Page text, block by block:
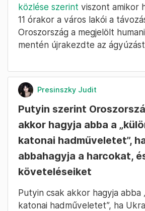
közlése szerint viszont amikor
11 órakor a város lakói a
Oroszország a megjelölt
mentén újrakezdte az
Presinszky Judit
Putyin szerint
akkor hagyja abba a
katonai hadműveletet”,
abbahagyja a harcokat,
követeléseiket
Putyin csak akkor hagyja abba
katonai hadműveletet”, ha